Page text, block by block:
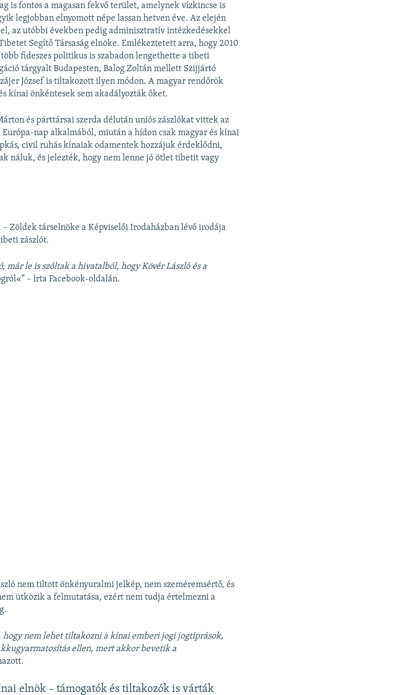
is fontos a magasan fekvő terület, amelynek vízkincse is
legjobban elnyomott népe lassan hetven éve. Az elején
az utóbbi években pedig adminisztratív intézkedésekkel
Segítő Társaság elnöke. Emlékeztetett arra, hogy 2010
fideszes politikus is szabadon lengethette a tibeti
tárgyalt Budapesten, Balog Zoltán mellett Szijjártó
József is tiltakozott ilyen módon. A magyar rendőrök
kínai önkéntesek sem akadályozták őket.
és párttársai szerda délután uniós zászlókat vittek az
nap alkalmából, miután a hídon csak magyar és kínai
civil ruhás kínaiak odamentek hozzájuk érdeklődni,
náluk, és jelezték, hogy nem lenne jó ötlet tibetit vagy
– Zöldek társelnöke a Képviselői Irodaházban lévő irodája
zászlót.
már le is szóltak a hivatalból, hogy Kövér László és a
– írta Facebook-oldalán.
nem tiltott önkényuralmi jelkép, nem szeméremsértő, és
ütközik a felmutatása, ezért nem tudja értelmezni a
hogy nem lehet tiltakozni a kínai emberi jogi jogtiprások,
ellen, mert akkor bevetik a
elnök – támogatók és tiltakozók is várták